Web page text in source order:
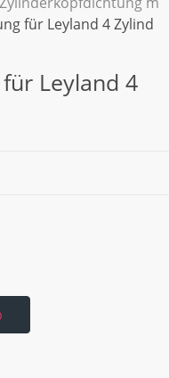
für Leyland 4 Zylind
Leyland 4